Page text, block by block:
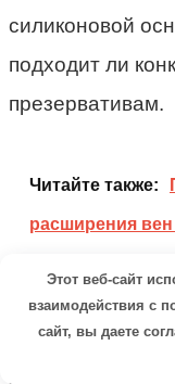
силиконовой
подходит ли
презервативам.
Читайте также:
расширения
Если вам
лубриканты из-
Этот веб-сайт
взаимодействия с
сайт, вы даете